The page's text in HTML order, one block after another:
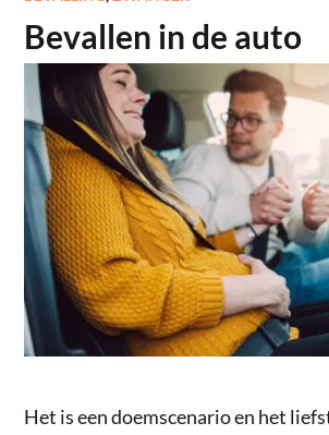
Bevallen in de auto
Het is een doemscenario en het